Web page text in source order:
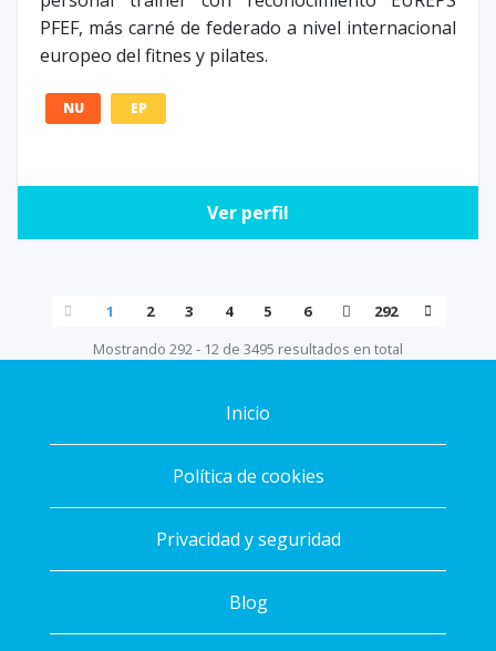
PFEF, más carné de federado a nivel internacional
europeo del fitnes y pilates.
NU EP
Ver perfil
1 2 3 4 5 6
292
Mostrando 292 - 12 de 3495 resultados en total
Inicio
Política de cookies
Privacidad y seguridad
Blog